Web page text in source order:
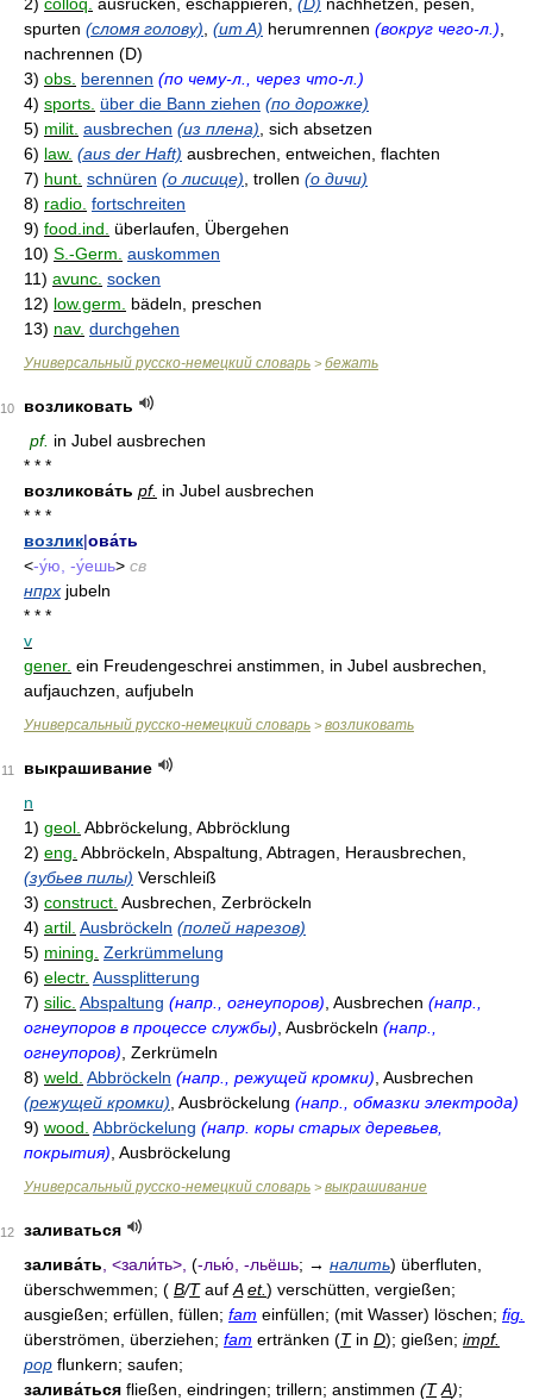
spurten (сломя голову) (um A) herumrennen (вокруг чего-л.)
nachrennen (D)
3) obs. berennen (по чему-л., через что-л.)
4) sports. über die Bann ziehen (по дорожке)
5) milit. ausbrechen (из плена) , sich absetzen
6) law. (aus der Haft) ausbrechen, entweichen, flachten
7) hunt. schnüren (о лисице) , trollen (о дичи)
8) radio. fortschreiten
9) food.ind.
überlaufen, Übergehen
10) S.-Germ. auskommen
11) avunc. socken
12) low.germ.
bädeln, preschen
13) nav. durchgehen
Универсальный русско-немецкий словарь > бежать
10
возликовать
pf. in Jubel ausbrechen
* * *
возликова́ть pf. in Jubel ausbrechen
* * *
возлик|ова́ть
<-у́ю, -у́ешь> св
нпрх jubeln
* * *
v
gener. ein Freudengeschrei anstimmen, in Jubel ausbrechen,
aufjauchzen, aufjubeln
Универсальный русско-немецкий словарь > возликовать
11
выкрашивание
n
1) geol. Abbröckelung, Abbröcklung
2) eng. Abbröckeln, Abspaltung, Abtragen, Herausbrechen,
(зубьев пилы) Verschleiß
3) construct. Ausbrechen, Zerbröckeln
4) artil. Ausbröckeln (полей нарезов)
5) mining. Zerkrümmelung
6) electr. Aussplitterung
7) silic. Abspaltung (напр., огнеупоров) , Ausbrechen (напр.,
огнеупоров в процессе службы) , Ausbröckeln (напр.,
огнеупоров) , Zerkrümeln
8) weld. Abbröckeln (напр., режущей кромки) , Ausbrechen
(режущей кромки) , Ausbröckelung (напр., обмазки электрода)
9) wood. Abbröckelung (напр. коры старых деревьев,
покрытия) , Ausbröckelung
Универсальный русско-немецкий словарь > выкрашивание
12
заливаться
залива́ть , <зали́ть>, (-лью́, -льёшь; → налить) überfluten,
überschwemmen; ( В/Тauf A et.) verschütten, vergießen;
ausgießen; erfüllen, füllen; fam einfüllen; (mit Wasser) löschen; fig.
überströmen, überziehen; fam ertränken (Тin D); gießen; impf.
pop flunkern; saufen;
залива́ться fließen, eindringen; trillern; anstimmen (Т A);